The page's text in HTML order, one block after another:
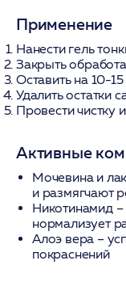
Применение
Нанести гель
Закрыть
Оставить на 10-
Удалить остатки
Провести чистку
Активные
Мочевина и
и размягчают
Никотинамид–
нормализует
Алоэ вера –
покраснений